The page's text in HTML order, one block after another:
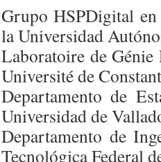
Grupo HSPDigital
la Universidad
Laboratoire de
Université de
Departamento de
Universidad de
Departamento de
Tecnológica Federal